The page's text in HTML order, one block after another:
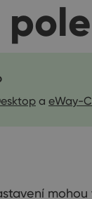
pole
a eWay-
mohou